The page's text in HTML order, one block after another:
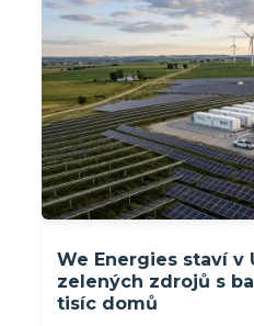
We Energies staví v
zelených zdrojů s
tisíc domů